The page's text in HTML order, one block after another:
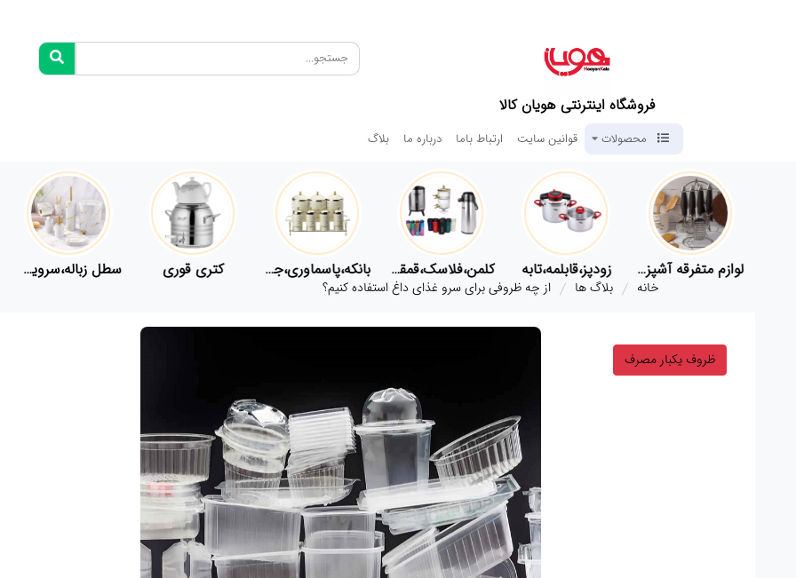
فروشگاه اینترنتی هویان کالا
محصولات قوانین سایت ارتباط باما درباره ما بلاگ
لوازم متفرقه آشپزخانه زودپز،قابلمه،تابه کلمن،فلاسک،قمقمه بانکه،پاسماوری،جا ادویه کتری قوری سطل زباله،سرویس بهداشتی،حمام
خانه بلاگ ها از چه ظروفی برای سرو غذای داغ استفاده کنیم؟
ظروف یکبار مصرف